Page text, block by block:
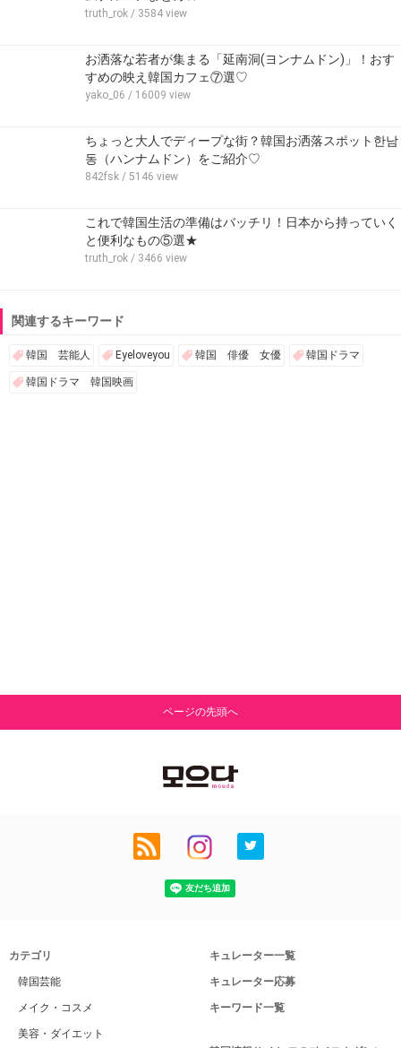
truth_rok / 3584 view
お洒落な若者が集まる「延南洞(ヨンナムドン)」！おす
すめの映え韓国カフェ⑦選♡
yako_06 / 16009 view
ちょっと大人でディープな街？韓国お洒落スポット한남
동（ハンナムドン）をご紹介♡
842fsk / 5146 view
これで韓国生活の準備はバッチリ！日本から持っていく
と便利なもの⑤選★
truth_rok / 3466 view
関連するキーワード
韓国 芸能人 Eyeloveyou 韓国 俳優 女優 韓国ドラマ
韓国ドラマ 韓国映画
ページの先頭へ
カテゴリ
韓国芸能
メイク・コスメ
美容・ダイエット
キュレーター一覧
キュレーター応募
キーワード一覧